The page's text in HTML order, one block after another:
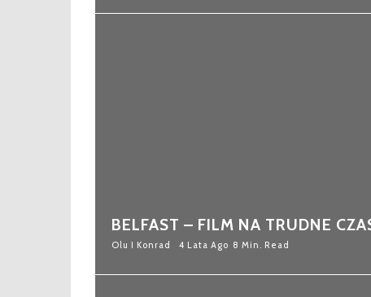
BELFAST – FILM NA TRUDNE
Olu I Konrad 4 Lata Ago 8 Min. Read